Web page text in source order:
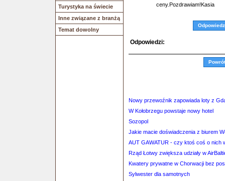
Turystyka na świecie
Inne związane z branżą
Temat dowolny
ceny.Pozdrawiam!Kasia
Odpowiedz
Odpowiedzi:
Nowy przewoźnik zapowiada loty z
W Kołobrzegu powstaje nowy hotel
Sozopol
Jakie macie doświadczenia z biurem
AUT GAWATUR - czy ktoś coś o nich
Rząd Łotwy zwiększa udziały w
Kwatery prywatne w Chorwacji bez
Sylwester dla samotnych